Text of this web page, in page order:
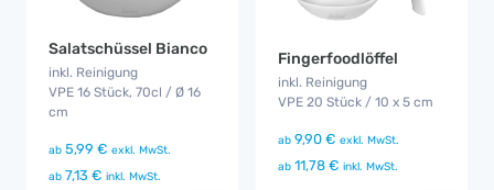
Salatschüssel Bianco
inkl. Reinigung
VPE 16 Stück, 70cl / Ø 16
cm
ab 5,99 € exkl. MwSt.
ab 7,13 € inkl. MwSt.
Fingerfoodlöffel
inkl. Reinigung
VPE 20 Stück / 10 x 5 cm
ab 9,90 € exkl. MwSt.
ab 11,78 € inkl. MwSt.